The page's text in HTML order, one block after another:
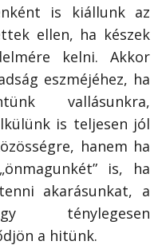
is kiállunk az
ellen, ha készek
kelni. Akkor
eszméjéhez, ha
vallásunkra,
is teljesen jól
hanem ha
is, ha
akarásunkat, a
ténylegesen
a hitünk.